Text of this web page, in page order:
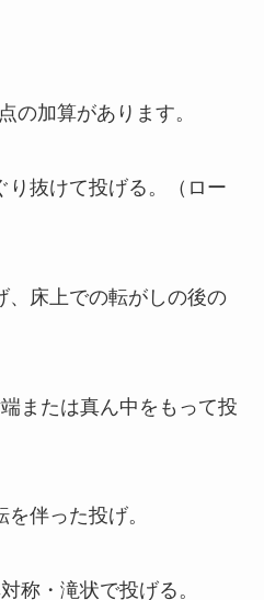
の加算があります。
り抜けて投げる。（ロー
、床上での転がしの後の
または真ん中をもって投
伴った投げ。
称・滝状で投げる。